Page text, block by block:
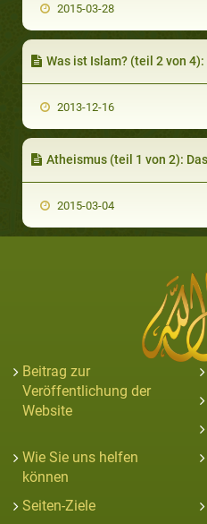
2015-03-28
Was ist Islam? (teil 2 von
2013-12-16
Atheismus (teil 1 von 2):
2015-03-04
Beitrag zur
Veröffentlichung der
Website
Wie Sie uns helfen
können
Seiten-Ziele